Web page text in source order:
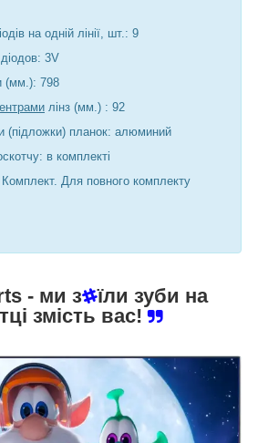
на одній лінії, шт.: 9
3V
(мм.): 798
лінз (мм.) : 92
(підложки) планок: алюминий
в комплекті
Комплект. Для повного комплекту
- ми з
їли зуби на
змість вас!